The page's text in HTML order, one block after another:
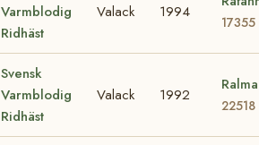
Varmblodig
Ridhäst
Valack 1994
17355
Svensk
Varmblodig
Ridhäst
Valack 1992
22518